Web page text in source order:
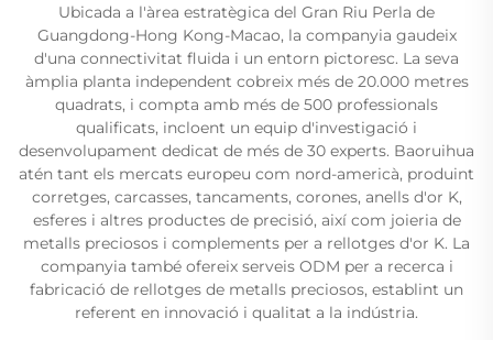
Ubicada a l'àrea estratègica del Gran Riu Perla de
Guangdong-Hong Kong-Macao, la companyia gaudeix
d'una connectivitat fluida i un entorn pictoresc. La seva
àmplia planta independent cobreix més de 20.000 metres
quadrats, i compta amb més de 500 professionals
qualificats, incloent un equip d'investigació i
desenvolupament dedicat de més de 30 experts. Baoruihua
atén tant els mercats europeu com nord-americà, produint
corretges, carcasses, tancaments, corones, anells d'or K,
esferes i altres productes de precisió, així com joieria de
metalls preciosos i complements per a rellotges d'or K. La
companyia també ofereix serveis ODM per a recerca i
fabricació de rellotges de metalls preciosos, establint un
referent en innovació i qualitat a la indústria.